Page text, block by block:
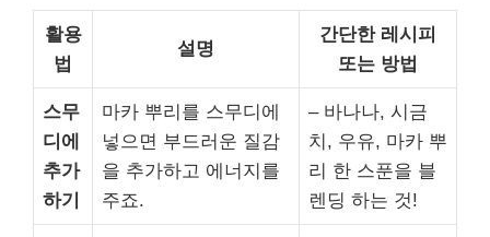
활용
법
설명
간단한 레시피
또는 방법
스무
디에
추가
하기
마카 뿌리를 스무디에
넣으면 부드러운 질감
을 추가하고 에너지를
주죠.
– 바나나, 시금
치, 우유, 마카 뿌
리 한 스푼을 블
렌딩 하는 것!